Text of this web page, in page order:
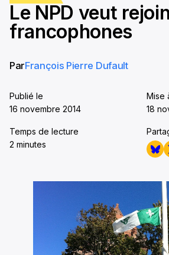
Le NPD veut
francophones
ParFrançois Pierre Dufault
Publié le
16 novembre 2014
Mise
18
Temps de lecture
2 minutes